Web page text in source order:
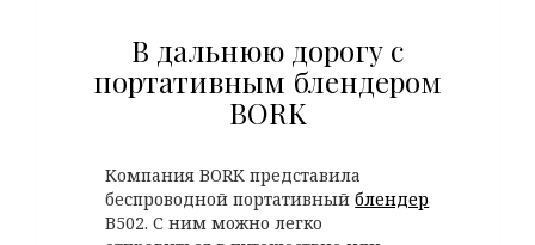
В дальнюю дорогу с
портативным блендером
BORK
Компания BORK представила
беспроводной портативныйблендер
В502. С ним можно легко